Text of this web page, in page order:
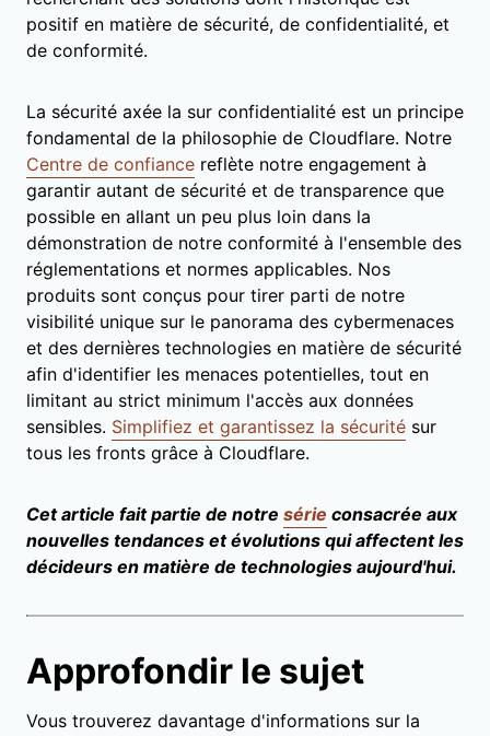
positif en matière de sécurité, de confidentialité, et
de conformité.
La sécurité axée la sur confidentialité est un principe
fondamental de la philosophie de Cloudflare. Notre
Centre de confiance reflète notre engagement à
garantir autant de sécurité et de transparence que
possible en allant un peu plus loin dans la
démonstration de notre conformité à l'ensemble des
réglementations et normes applicables. Nos
produits sont conçus pour tirer parti de notre
visibilité unique sur le panorama des cybermenaces
et des dernières technologies en matière de sécurité
afin d'identifier les menaces potentielles, tout en
limitant au strict minimum l'accès aux données
sensibles. Simplifiez et garantissez la sécurité sur
tous les fronts grâce à Cloudflare.
Cet article fait partie de notre série consacrée aux
nouvelles tendances et évolutions qui affectent les
décideurs en matière de technologies aujourd'hui.
Approfondir le sujet
Vous trouverez davantage d'informations sur la